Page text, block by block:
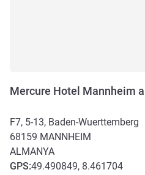
Mercure Hotel Mannheim
F7, 5-13, Baden-Wuerttemberg
68159 MANNHEIM
ALMANYA
GPS:49.490849, 8.461704